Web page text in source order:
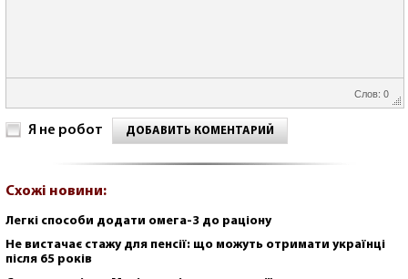
Слов: 0
Я не робот ДОБАВИТЬ КОМЕНТАРИЙ
Схожі новини:
Легкі способи додати омега-3 до раціону
Не вистачає стажу для пенсії: що можуть отримати українці
після 65 років